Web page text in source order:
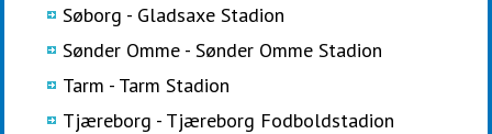
Søborg - Gladsaxe Stadion
Sønder Omme - Sønder Omme Stadion
Tarm - Tarm Stadion
Tjæreborg - Tjæreborg Fodboldstadion